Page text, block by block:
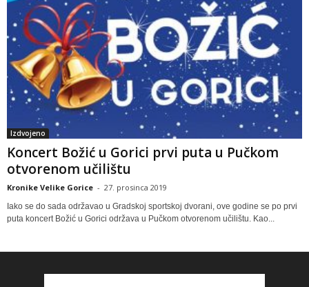
Izdvojeno
Koncert Božić u Gorici prvi puta u Pučkom
otvorenom učilištu
Kronike Velike Gorice - 27. prosinca 2019
Iako se do sada održavao u Gradskoj sportskoj dvorani, ove godine se po prvi
puta koncert Božić u Gorici održava u Pučkom otvorenom učilištu. Kao...